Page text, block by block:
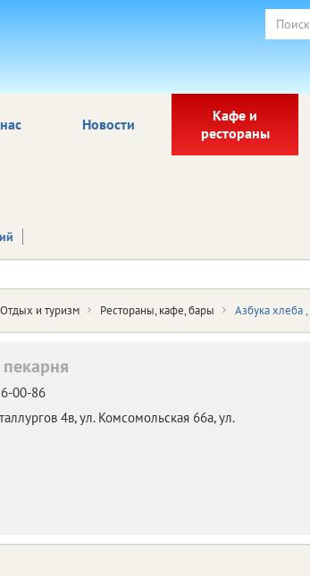
Новости
Кафе и
рестораны
Отдых и туризм Рестораны, кафе, бары Азбука хлеба
00-86
4в, ул. Комсомольская 66а, ул.